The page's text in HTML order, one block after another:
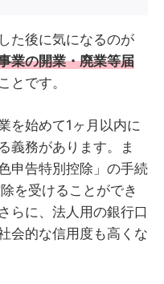
た後に気になるのが
業の開業・廃業等届
とです。
を始めて1ヶ月以内に
義務があります。ま
申告特別控除」の手続
を受けることができ
らに、法人用の銀行口
会的な信用度も高くな